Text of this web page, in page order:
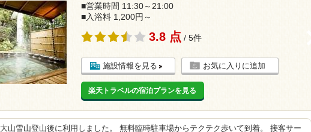
■営業時間 11:30～21:00
■入浴料 1,200円～
3.8 点 / 5件
施設情報を見る お気に入りに追加
楽天トラベルの宿泊プランを見る
大山雪山登山後に利用しました。 無料臨時駐車場からテクテク歩いて到着。 接客サー